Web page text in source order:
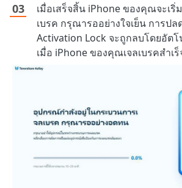
เมื่อเสร็จสิ้น iPhone ของคุณจะเริ่
เบรค กรุณารออย่างใจเย็น การป
Activation Lock จะถูกลบโดยอัต
เมื่อ iPhone ของคุณเจลเบรคสำเร็